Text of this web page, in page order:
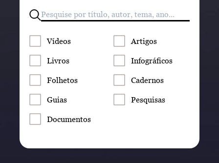
Vídeos Artigos
Livros Infográficos
Folhetos Cadernos
Guias Pesquisas
Documentos